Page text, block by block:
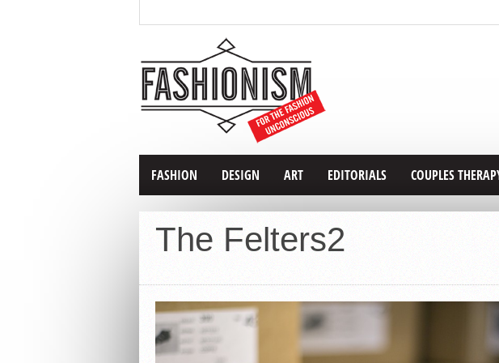
FASHION DESIGN ART EDITORIALS COUPLES
The Felters2